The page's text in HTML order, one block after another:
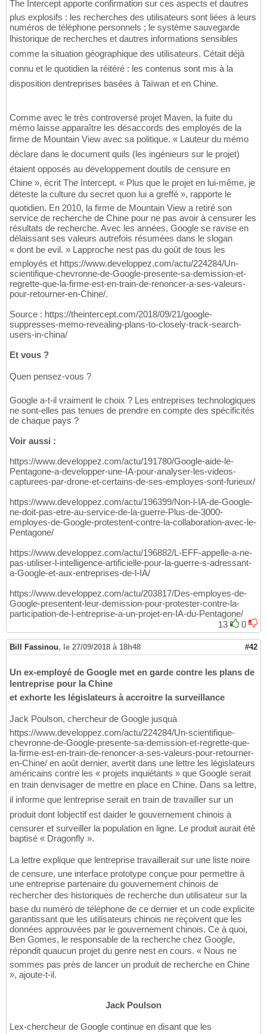
The Intercept apporte confirmation sur ces aspects et dautres
plus explosifs : les recherches des utilisateurs sont liées à leurs
numéros de téléphone personnels ; le système sauvegarde
lhistorique de recherches et dautres informations sensibles
comme la situation géographique des utilisateurs. Cétait déjà
connu et le quotidien la réitéré : les contenus sont mis à la
disposition dentreprises basées à Taïwan et en Chine.
Comme avec le très controversé projet Maven, la fuite du
mémo laisse apparaître les désaccords des employés de la
firme de Mountain View avec sa politique. « Lauteur du mémo
déclare dans le document quils (les ingénieurs sur le projet)
étaient opposés au développement doutils de censure en
Chine », écrit The Intercept. « Plus que le projet en lui-même, je
déteste la culture du secret quon lui a greffé », rapporte le
quotidien. En 2010, la firme de Mountain View a retiré son
service de recherche de Chine pour ne pas avoir à censurer les
résultats de recherche. Avec les années, Google se ravise en
délaissant ses valeurs autrefois résumées dans le slogan
« dont be evil. » Lapproche nest pas du goût de tous les
employés et https://www.developpez.com/actu/224284/Un-
scientifique-chevronne-de-Google-presente-sa-demission-et-
regrette-que-la-firme-est-en-train-de-renoncer-a-ses-valeurs-
pour-retourner-en-Chine/.
Source : https://theintercept.com/2018/09/21/google-
suppresses-memo-revealing-plans-to-closely-track-search-
users-in-china/
Et vous ?
Quen pensez-vous ?
Google a-t-il vraiment le choix ? Les entreprises technologiques
ne sont-elles pas tenues de prendre en compte des spécificités
de chaque pays ?
Voir aussi :
https://www.developpez.com/actu/191780/Google-aide-le-
Pentagone-a-developper-une-IA-pour-analyser-les-videos-
capturees-par-drone-et-certains-de-ses-employes-sont-furieux/
https://www.developpez.com/actu/196399/Non-l-IA-de-Google-
ne-doit-pas-etre-au-service-de-la-guerre-Plus-de-3000-
employes-de-Google-protestent-contre-la-collaboration-avec-le-
Pentagone/
https://www.developpez.com/actu/196882/L-EFF-appelle-a-ne-
pas-utiliser-l-intelligence-artificielle-pour-la-guerre-s-adressant-
a-Google-et-aux-entreprises-de-l-IA/
https://www.developpez.com/actu/203817/Des-employes-de-
Google-presentent-leur-demission-pour-protester-contre-la-
participation-de-l-entreprise-a-un-projet-en-IA-du-Pentagone/
13
0
Bill Fassinou, le 27/09/2018 à 18h48 #42
Un ex-employé de Google met en garde contre les plans de
lentreprise pour la Chine
et exhorte les législateurs à accroitre la surveillance
Jack Poulson, chercheur de Google jusquà
https://www.developpez.com/actu/224284/Un-scientifique-
chevronne-de-Google-presente-sa-demission-et-regrette-que-
la-firme-est-en-train-de-renoncer-a-ses-valeurs-pour-retourner-
en-Chine/ en août dernier, avertit dans une lettre les législateurs
américains contre les « projets inquiétants » que Google serait
en train denvisager de mettre en place en Chine. Dans sa lettre,
il informe que lentreprise serait en train de travailler sur un
produit dont lobjectif est daider le gouvernement chinois à
censurer et surveiller la population en ligne. Le produit aurait été
baptisé « Dragonfly ».
La lettre explique que lentreprise travaillerait sur une liste noire
de censure, une interface prototype conçue pour permettre à
une entreprise partenaire du gouvernement chinois de
rechercher des historiques de recherche dun utilisateur sur la
base du numéro de téléphone de ce dernier et un code explicite
garantissant que les utilisateurs chinois ne reçoivent que les
données approuvées par le gouvernement chinois. Ce à quoi,
Ben Gomes, le responsable de la recherche chez Google,
répondit quaucun projet du genre nest en cours. « Nous ne
sommes pas près de lancer un produit de recherche en Chine
», ajoute-t-il.
Jack Poulson
Lex-chercheur de Google continue en disant que les